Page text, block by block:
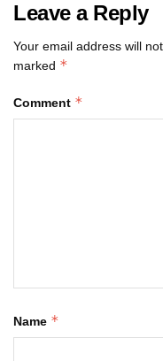
Leave a Reply
Your email address will
marked *
Comment *
Name *